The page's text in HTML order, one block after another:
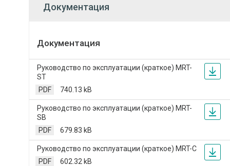
Документация
Документация
Руководство по эксплуатации (краткое) MRT-
ST
PDF
740.13 kB
Руководство по эксплуатации (краткое) MRT-
SB
PDF
679.83 kB
Руководство по эксплуатации (краткое) MRT-C
PDF
602.32 kB